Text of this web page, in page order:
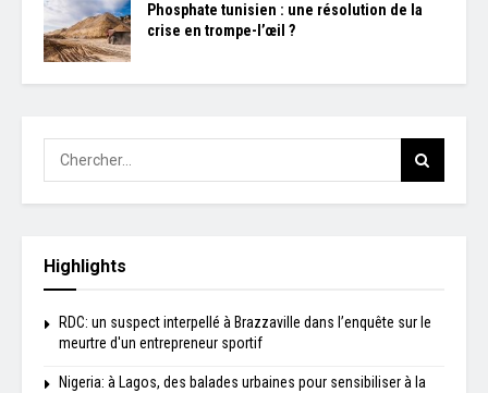
Phosphate tunisien : une résolution de la
crise en trompe-l’œil ?
Highlights
RDC: un suspect interpellé à Brazzaville dans l’enquête sur le
meurtre d'un entrepreneur sportif
Nigeria: à Lagos, des balades urbaines pour sensibiliser à la